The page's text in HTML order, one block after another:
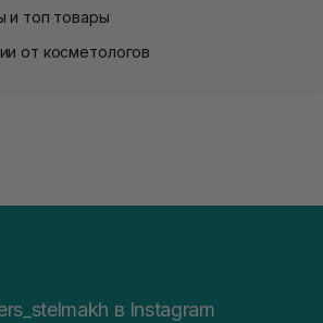
и топ товары
от косметологов
в Instagram